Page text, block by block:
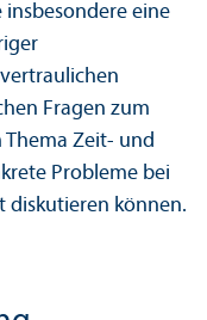
eine
Fragen zum
Thema Zeit- und
Probleme bei
diskutieren können.